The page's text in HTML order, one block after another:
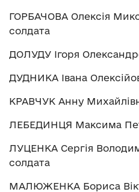
ГОРБАЧОВА Олексія
солдата
ДОЛУДУ Ігоря
ДУДНИКА Івана
КРАВЧУК Анну
ЛЕБЕДИНЦЯ Максима
ЛУЦЕНКА Сергія
солдата
МАЛЮЖЕНКА Бориса